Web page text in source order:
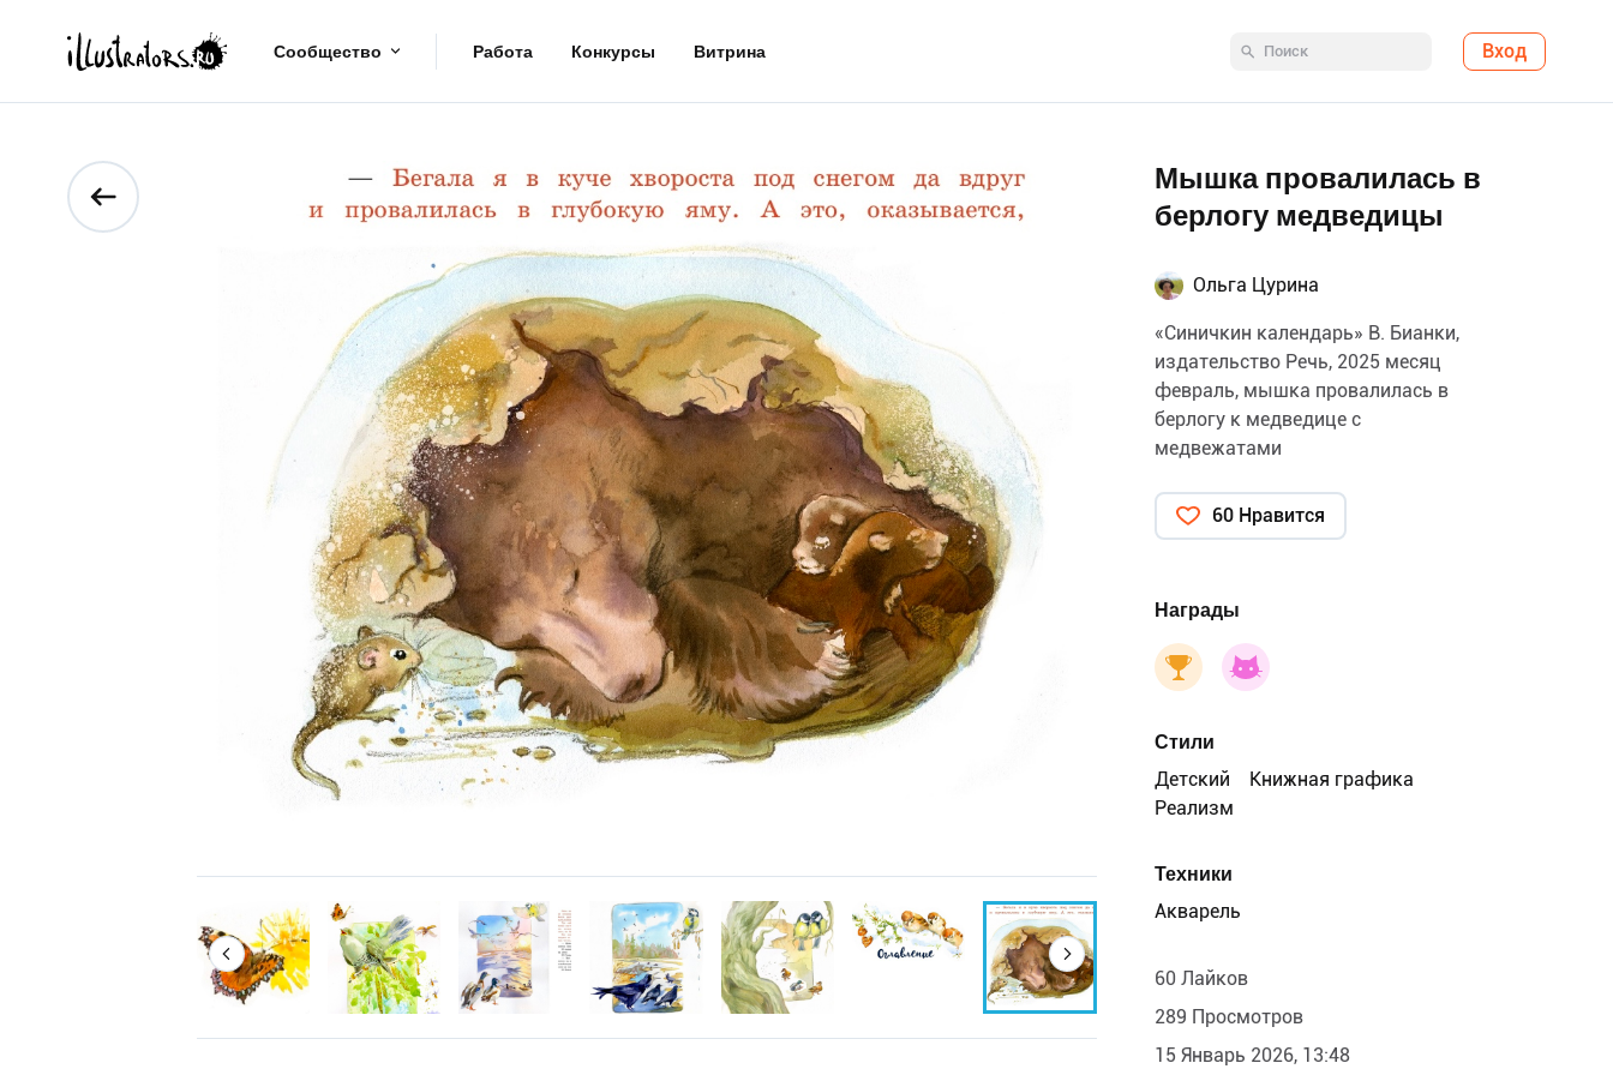
Сообщество Работа Конкурсы Витрина Вход
Мышка провалилась в
берлогу медведицы
Ольга Цурина
«Синичкин календарь» В. Бианки,
издательство Речь, 2025 месяц
февраль, мышка провалилась в
берлогу к медведице с
медвежатами
60 Нравится
Награды
Стили
Детский
Книжная графика
Реализм
Техники
Акварель
60 Лайков
289 Просмотров
15 Январь 2026, 13:48